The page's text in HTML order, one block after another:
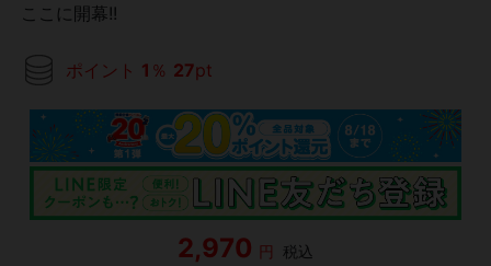
ここに開幕!!
ポイント 1 ％ 27pt
2,970 円 税込